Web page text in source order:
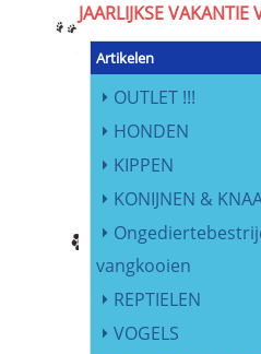
JAARLIJKSE
Artikelen
OUTLET !!!
HONDEN
KIPPEN
KONIJNEN &
vangkooien
REPTIELEN
VOGELS